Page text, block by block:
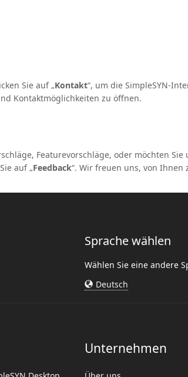
Sie auf „Kontakt“, um die SimpleSYN-
Kontaktmöglichkeiten zu öffnen.
Featurevorschläge, oder möchten Sie
auf „Feedback“. Wir freuen uns, von Ihnen
Sprache wählen
Wählen Sie eine andere
Deutsch
Unternehmen